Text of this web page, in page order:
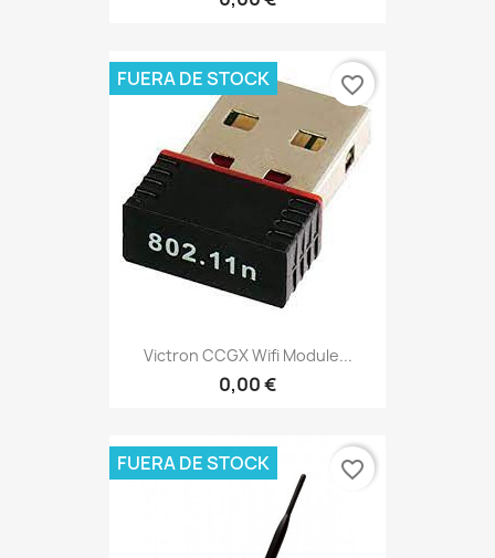
Victron CCGX Wifi Module...
0,00 €
FUERA DE STOCK favorite_border
FUERA DE STOCK favorite_border